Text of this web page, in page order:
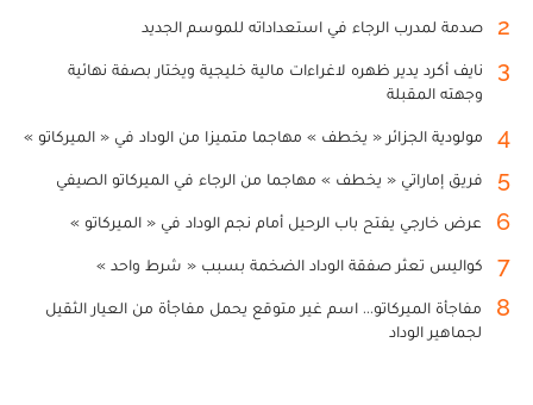
2 صدمة لمدرب الرجاء في استعداداته للموسم الجديد
3
نايف أكرد يدير ظهره لاغراءات مالية خليجية ويختار بصفة نهائية
وجهته المقبلة
4 مولودية الجزائر « يخطف » مهاجما متميزا من الوداد في « الميركاتو »
5 فريق إماراتي « يخطف » مهاجما من الرجاء في الميركاتو الصيفي
6 عرض خارجي يفتح باب الرحيل أمام نجم الوداد في « الميركاتو »
7 كواليس تعثر صفقة الوداد الضخمة بسبب « شرط واحد »
8
مفاجأة الميركاتو... اسم غير متوقع يحمل مفاجأة من العيار الثقيل
لجماهير الوداد